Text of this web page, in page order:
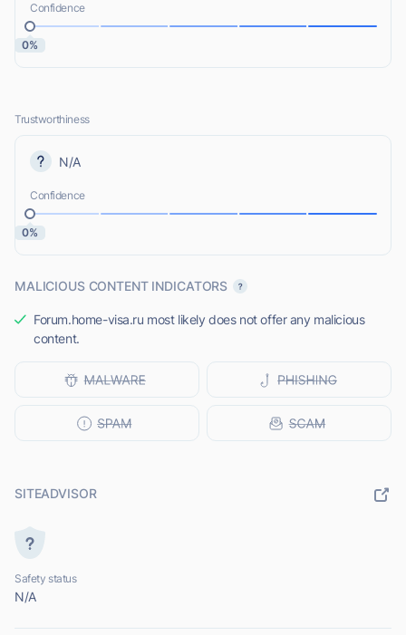
Confidence
0%
Trustworthiness
N/A
Confidence
0%
MALICIOUS CONTENT INDICATORS
Forum.home-visa.ru most likely does not offer any malicious
content.
SITEADVISOR
Safety status
N/A